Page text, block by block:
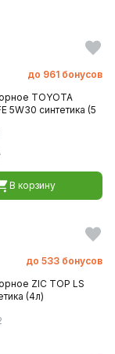
до 961 бонусов
TOYOTA
5W30 синтетика (5
В корзину
до 533 бонусов
ZIC TOP LS
(4л)